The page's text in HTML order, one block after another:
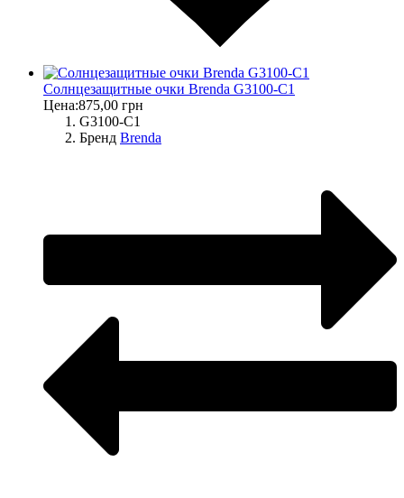
Солнцезащитные очки Brenda G3100-C1
Цена:875,00 грн
G3100-C1
Бренд Brenda